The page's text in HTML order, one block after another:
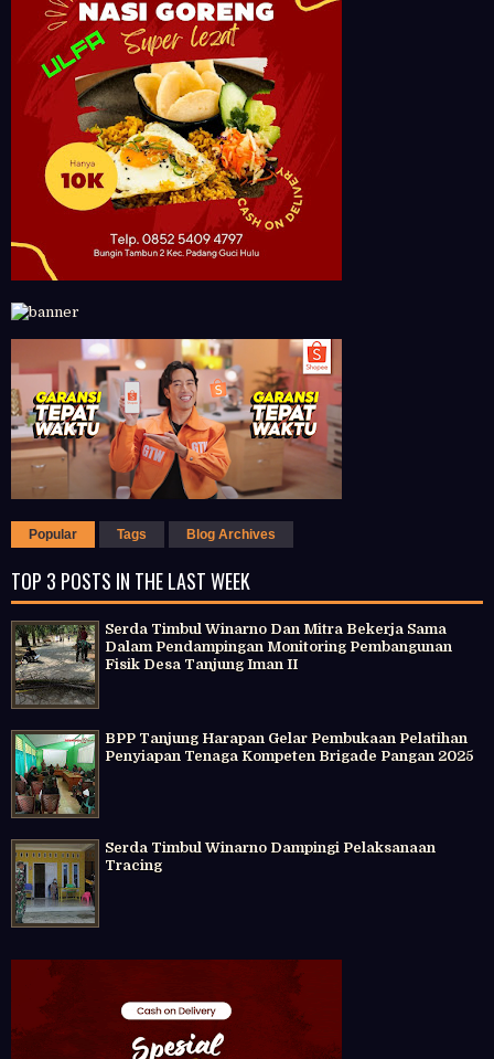
Popular Tags Blog Archives
TOP 3 POSTS IN THE LAST WEEK
Serda Timbul Winarno Dan Mitra Bekerja Sama
Dalam Pendampingan Monitoring Pembangunan
Fisik Desa Tanjung Iman II
BPP Tanjung Harapan Gelar Pembukaan Pelatihan
Penyiapan Tenaga Kompeten Brigade Pangan 2025
Serda Timbul Winarno Dampingi Pelaksanaan
Tracing